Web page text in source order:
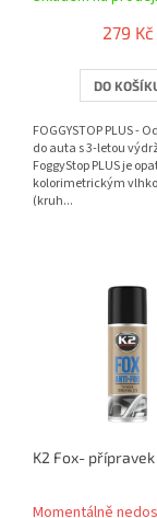
je
z
5
279 Kč
DO
FOGGYSTOP PLUS -
do auta s 3-letou
FoggyStop PLUS je
kolorimetrickým
(kruh...
K2 Fox-
Momentálně